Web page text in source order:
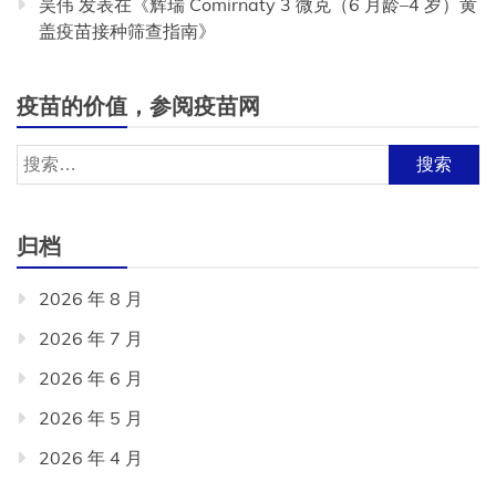
吴伟 发表在《辉瑞 Comirnaty 3 微克（6 月龄–4 岁）黄
盖疫苗接种筛查指南》
疫苗的价值，参阅疫苗网
搜
索：
归档
2026 年 8 月
2026 年 7 月
2026 年 6 月
2026 年 5 月
2026 年 4 月